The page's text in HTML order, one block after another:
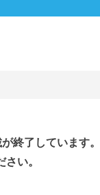
終了しています。
い。